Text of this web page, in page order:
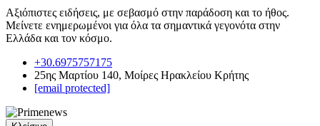
Αξιόπιστες ειδήσεις, με σεβασμό στην παράδοση και το ήθος.
Μείνετε ενημερωμένοι για όλα τα σημαντικά γεγονότα στην
Ελλάδα και τον κόσμο.
+30.6975757175
25ης Μαρτίου 140, Μοίρες Ηρακλείου Κρήτης
[email protected]